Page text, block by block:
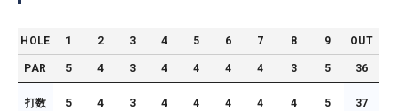
HOLE 1 2 3 4 5 6 7 8 9 OUT
PAR 5 4 3 4 4 4 4 3 5 36
打数 5 4 3 4 4 4 4 4 5 37